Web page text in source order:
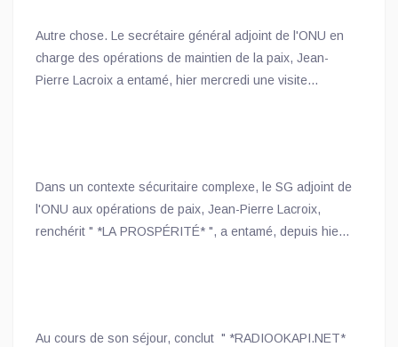
Autre chose. Le secrétaire général adjoint de l'ONU en
charge des opérations de maintien de la paix, Jean-
Pierre Lacroix a entamé, hier mercredi une visite
constant de l'ONU en faveur des processus de paix en
cours, ainsi que de la protection des civils, dans la
perspective d'une paix durable et d'une stabilité
Dans un contexte sécuritaire complexe, le SG adjoint de
l'ONU aux opérations de paix, Jean-Pierre Lacroix,
renchérit " *LA PROSPÉRITÉ* ", a entamé, depuis hier
Au cours de son séjour, conclut " *RADIOOKAPI.NET*